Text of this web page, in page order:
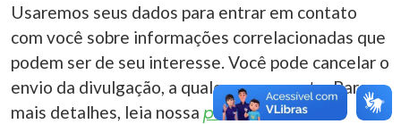
A-
Usaremos seus dados para entrar em contato
com você sobre informações correlacionadas que
podem ser de seu interesse. Você pode cancelar o
envio da divulgação, a qualquer momento. Para
mais detalhes, leia nossa política de